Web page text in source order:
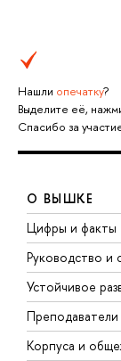
Нашли опечатку?
Выделите её,
Спасибо за
О ВЫШКЕ
Цифры и факты
Руководство и
Устойчивое
Корпуса и